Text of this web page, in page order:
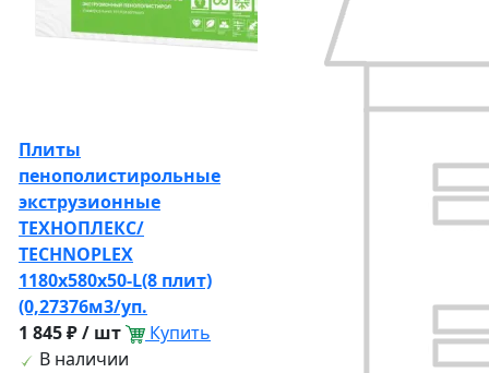
Плиты
пенополистирольные
экструзионные
ТЕХНОПЛЕКС/
TECHNOPLEX
1180х580х50-L(8 плит)
(0,27376м3/уп.
1 845 ₽ / шт
Купить
В наличии